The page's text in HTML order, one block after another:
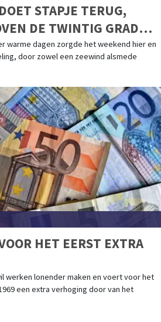
STAPJE TERUG,
DE TWINTIG GRADEN
ZOMER
warme dagen zorgde het weekend hier en
door zowel een zeewind alsmede
HET EERST EXTRA
werken lonender maken en voert voor het
een extra verhoging door van het